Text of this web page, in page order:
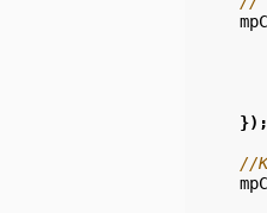
});
//